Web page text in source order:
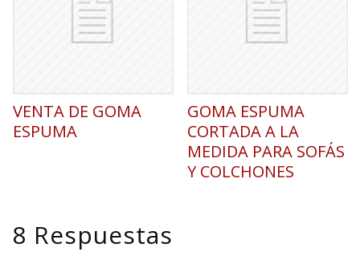
VENTA DE GOMA
ESPUMA
GOMA ESPUMA
CORTADA A LA
MEDIDA PARA SOFÁS
Y COLCHONES
8 Respuestas